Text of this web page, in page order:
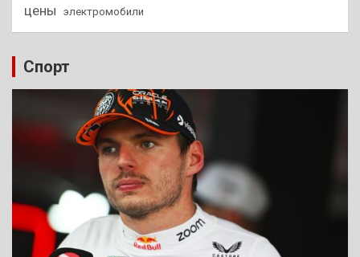
цены электромобили
Спорт